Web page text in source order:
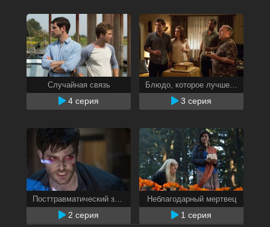
Случайная связь
4 серия 3 серия
2 серия
Неблагодарный мертвец
1 серия